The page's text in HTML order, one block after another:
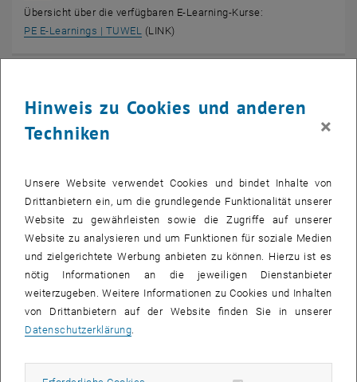
Übersicht über die verfügbaren E-Learning-Kurse:
PE E-Learnings | TUWEL , öffnet eine externe URL in einem neuen
(LINK)
Rahmenbedingungen zur Teilnahme
© Nattawit - stock.adobe.come
Alle Bedingungen und Teilnahmevoraussetzungen finden Sie in
Hinweis zu Cookies und anderen
Techniken
×
Unsere Website verwendet Cookies und bindet Inhalte von
Drittanbietern ein, um die grundlegende Funktionalität unserer
Website zu gewährleisten sowie die Zugriffe auf unserer
Website zu analysieren und um Funktionen für soziale Medien
und zielgerichtete Werbung anbieten zu können. Hierzu ist es
nötig Informationen an die jeweiligen Dienstanbieter
weiterzugeben. Weitere Informationen zu Cookies und Inhalten
von Drittanbietern auf der Website finden Sie in unserer
Datenschutzerklärung